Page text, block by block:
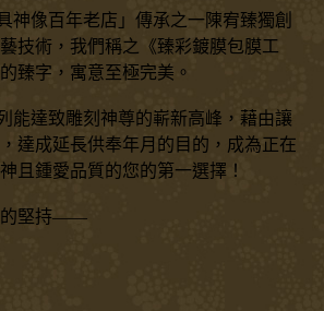
神像百年老店」傳承之一陳宥臻獨創
技術，我們稱之《臻彩鍍膜包膜工
臻字，寓意至極完美。
能達致雕刻神尊的嶄新高峰，藉由讓
達成延長供奉年月的目的，成為正在
且鍾愛品質的您的第一選擇！
的堅持——